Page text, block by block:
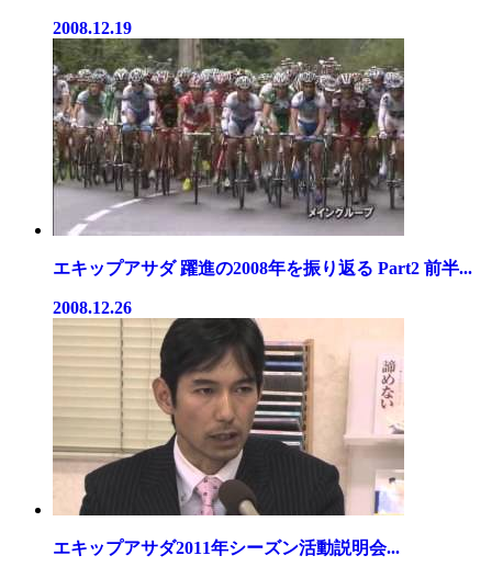
2008.12.19
エキップアサダ 躍進の2008年を振り返る Part2 前半...
2008.12.26
エキップアサダ2011年シーズン活動説明会...